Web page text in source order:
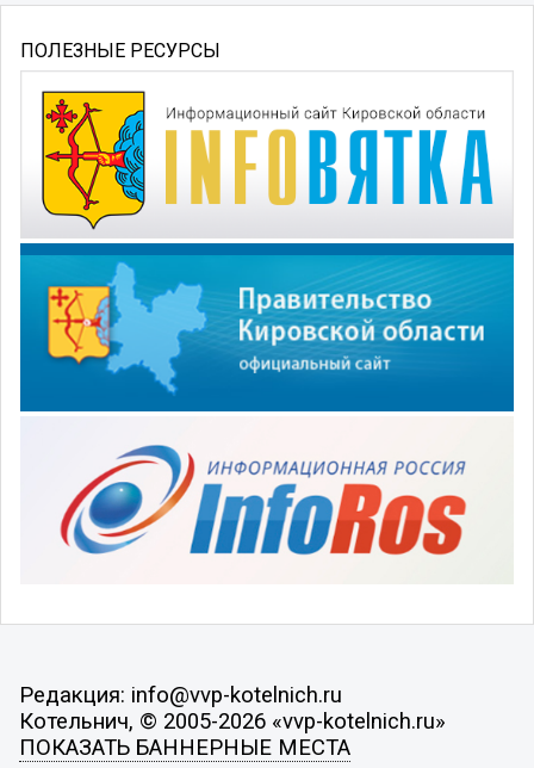
ПОЛЕЗНЫЕ РЕСУРСЫ
Редакция: info@vvp-kotelnich.ru
Котельнич, © 2005-2026 «vvp-kotelnich.ru»
ПОКАЗАТЬ БАННЕРНЫЕ МЕСТА